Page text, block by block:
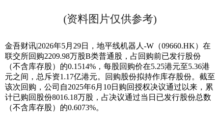
(资料图片仅供参考)
金吾财讯|2026年5月29日，地平线机器人-W（09660.HK）在
联交所回购2209.98万股B类普通股，占回购前已发行股份
（不含库存股）的0.1514%，每股回购价在5.25港元至5.36港
元之间，总斥资1.17亿港元。回购股份拟持作库存股份。截至
该次回购，公司自2025年6月10日购回授权决议通过以来，累
计已购回股份8016.18万股，占决议通过当日已发行股份总数
（不含库存股）的0.6073%。